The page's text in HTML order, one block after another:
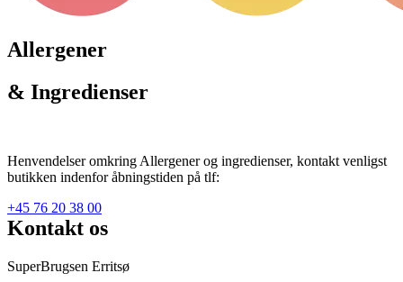
Allergener
& Ingredienser
Henvendelser omkring Allergener og ingredienser, kontakt venligst
butikken indenfor åbningstiden på tlf:
+45 76 20 38 00
Kontakt os
SuperBrugsen Erritsø